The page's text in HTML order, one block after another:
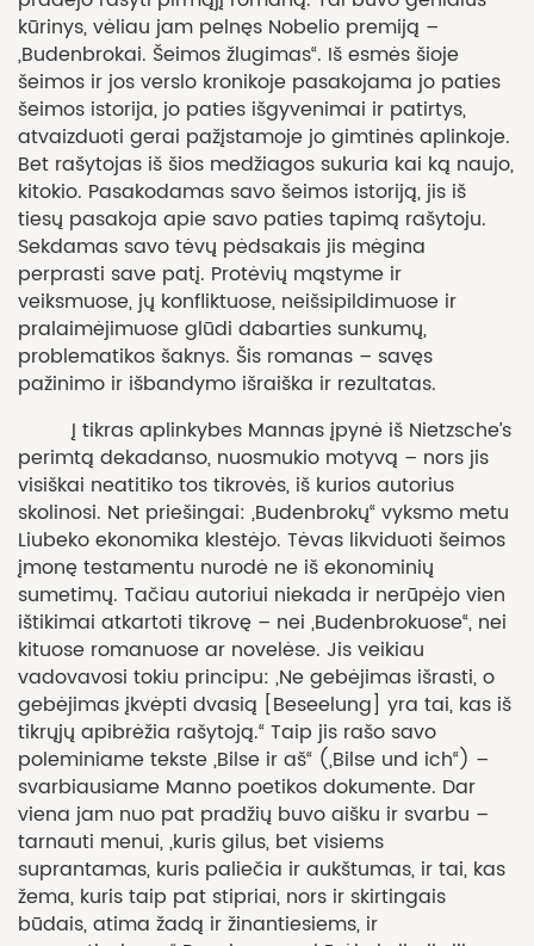
kūrinys, vėliau jam pelnęs Nobelio premiją –
„Budenbrokai. Šeimos žlugimas“. Iš esmės šioje
šeimos ir jos verslo kronikoje pasakojama jo paties
šeimos istorija, jo paties išgyvenimai ir patirtys,
atvaizduoti gerai pažįstamoje jo gimtinės aplinkoje.
Bet rašytojas iš šios medžiagos sukuria kai ką naujo,
kitokio. Pasakodamas savo šeimos istoriją, jis iš
tiesų pasakoja apie savo paties tapimą rašytoju.
Sekdamas savo tėvų pėdsakais jis mėgina
perprasti save patį. Protėvių mąstyme ir
veiksmuose, jų konfliktuose, neišsipildimuose ir
pralaimėjimuose glūdi dabarties sunkumų,
problematikos šaknys. Šis romanas – savęs
pažinimo ir išbandymo išraiška ir rezultatas.
Į tikras aplinkybes Mannas įpynė iš Nietzsche’s
perimtą dekadanso, nuosmukio motyvą – nors jis
visiškai neatitiko tos tikrovės, iš kurios autorius
skolinosi. Net priešingai: „Budenbrokų“ vyksmo metu
Liubeko ekonomika klestėjo. Tėvas likviduoti šeimos
įmonę testamentu nurodė ne iš ekonominių
sumetimų. Tačiau autoriui niekada ir nerūpėjo vien
ištikimai atkartoti tikrovę – nei „Budenbrokuose“, nei
kituose romanuose ar novelėse. Jis veikiau
vadovavosi tokiu principu: „Ne gebėjimas išrasti, o
gebėjimas įkvėpti dvasią [Beseelung] yra tai, kas iš
tikrųjų apibrėžia rašytoją.“ Taip jis rašo savo
poleminiame tekste „Bilse ir aš“ („Bilse und ich“) –
svarbiausiame Manno poetikos dokumente. Dar
viena jam nuo pat pradžių buvo aišku ir svarbu –
tarnauti menui, „kuris gilus, bet visiems
suprantamas, kuris paliečia ir aukštumas, ir tai, kas
žema, kuris taip pat stipriai, nors ir skirtingais
būdais, atima žadą ir žinantiesiems, ir